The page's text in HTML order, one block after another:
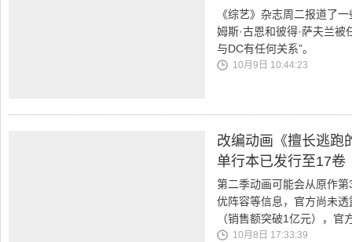
《综艺》杂志周二报道了
姆斯·古恩和彼得·萨夫兰
与DC有任何关系”。
10月9日 10:44:23
改编动画《擅长逃跑
单行本已发行至17卷
第二季动画可能会从原作
优阵容等信息，官方尚未
（销售额突破1亿元），
10月8日 17:33:39